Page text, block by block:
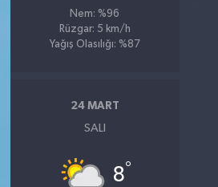
Nem: %96
Rüzgar: 5 km/h
Yağış Olasılığı: %87
24 MART
SALI
8°